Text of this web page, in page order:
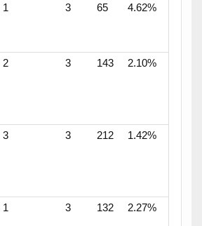
1 3 65 4.62%
2 3 143 2.10%
3 3 212 1.42%
1 3 132 2.27%